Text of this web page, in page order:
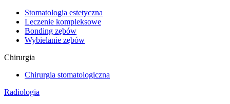
Stomatologia estetyczna
Leczenie kompleksowe
Bonding zębów
Wybielanie zębów
Chirurgia
Chirurgia stomatologiczna
Radiologia